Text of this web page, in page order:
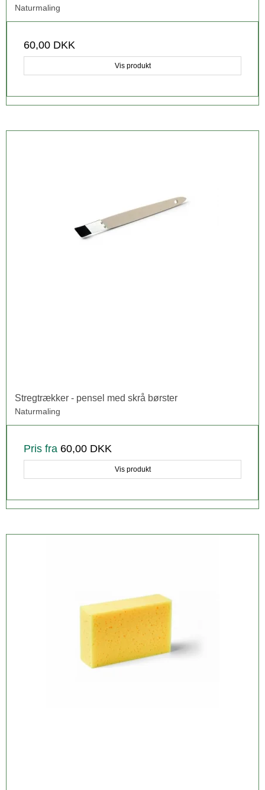
Naturmaling
60,00 DKK
Vis produkt
Stregtrækker - pensel med skrå børster
Naturmaling
Pris fra 60,00 DKK
Vis produkt